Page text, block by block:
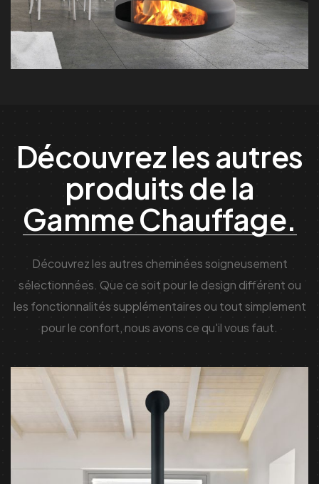
Découvrez les autres
produits de la
Gamme Chauffage.
Découvrez les autres cheminées soigneusement
sélectionnées. Que ce soit pour le design différent ou
les fonctionnalités supplémentaires ou tout simplement
pour le confort, nous avons ce qu'il vous faut.